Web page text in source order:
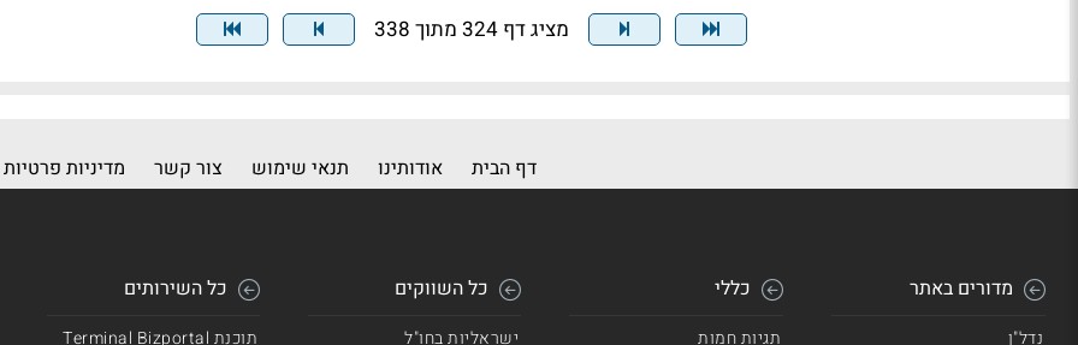
מציג דף 324 מתוך 338
דף הבית אודותינו תנאי שימוש צור קשר מדיניות פרטיות
מדורים באתר
נדל"ן
כללי
תגיות חמות
כל השווקים
ישראליות בחו"ל
כל השירותים
תוכנת Terminal Bizportal